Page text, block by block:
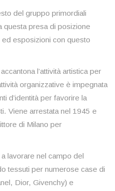
del gruppo primordiali
questa presa di posizione
esposizioni con questo
l’attività artistica per
organizzative è impegnata
d’identità per favorire la
Viene arrestata nel 1945 e
di Milano per
lavorare nel campo del
tessuti per numerose case di
Dior, Givenchy) e